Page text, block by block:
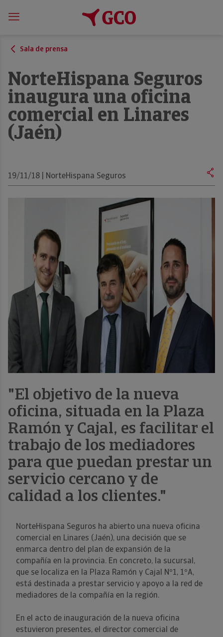
Sala de prensa
NorteHispana Seguros
inaugura una oficina
comercial en Linares
(Jaén)
19/11/18 | NorteHispana Seguros
"El objetivo de la nueva
oficina, situada en la Plaza
Ramón y Cajal, es facilitar el
trabajo de los mediadores
para que puedan prestar un
servicio cercano y de
calidad a los clientes."
NorteHispana Seguros ha abierto una nueva oficina
comercial en Linares (Jaén), una decisión que se
enmarca dentro del plan de expansión de la
compañía en la provincia. En concreto, la sucursal,
que se localiza en la Plaza Ramón y Cajal Nº1, 1ºA,
está destinada a prestar servicio y apoyo a la red de
mediadores de la compañía en la región.
En el acto de inauguración de la nueva oficina
estuvieron presentes, el director comercial de